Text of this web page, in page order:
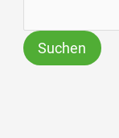
Suchen